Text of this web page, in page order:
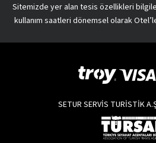
Sitemizde yer alan tesis özellikleri
kullanım saatleri dönemsel olarak
SETUR SERVİS TURİSTİK